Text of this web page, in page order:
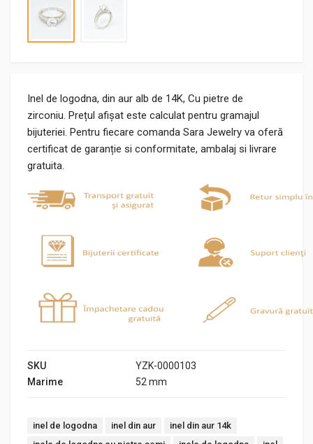
Inel de logodna, din aur alb de 14K, Cu pietre de
zirconiu. Prețul afișat este calculat pentru gramajul
bijuteriei. Pentru fiecare comanda Sara Jewelry va oferă
certificat de garanție si conformitate, ambalaj si livrare
gratuita.
SKU
YZK-0000103
Marime
52 mm
Tags:
inel de logodna inel din aur
inel din aur 14k